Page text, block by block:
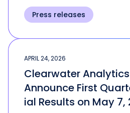
Press releases
APRIL 24, 2026
Clearwater
Announce First
ial Results on May 7,